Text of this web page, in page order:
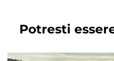
Potresti